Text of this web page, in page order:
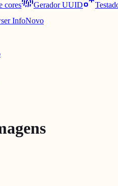
cores Gerador UUID
InfoNovo